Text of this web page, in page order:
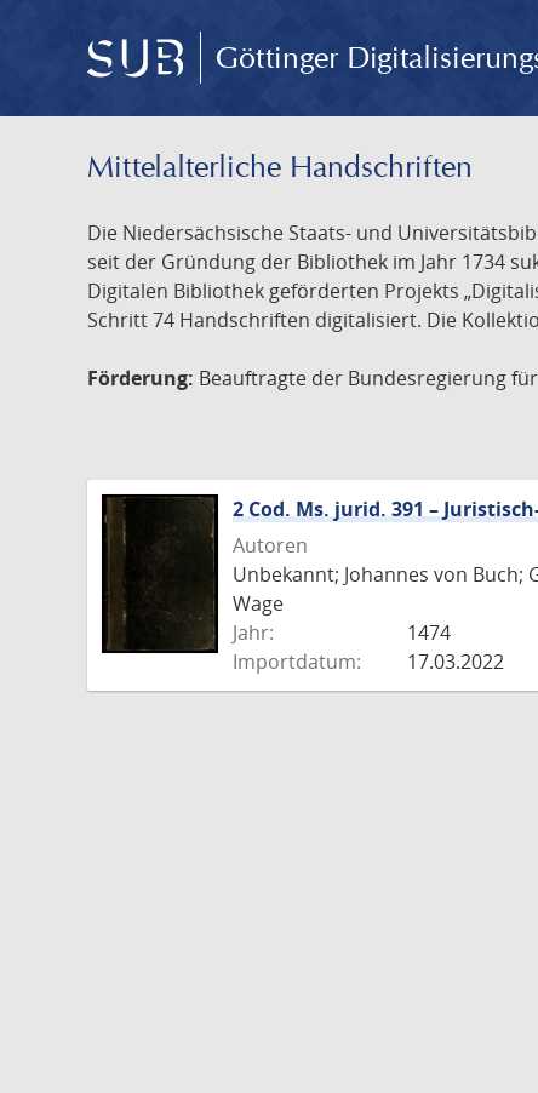
Göttinger
Mittelalterliche Handschriften
Die Niedersächsische Staats- und
seit der Gründung der Bibliothek im Jahr 1734
Digitalen Bibliothek geförderten Projekts
Schritt 74 Handschriften digitalisiert. Die
Förderung: Beauftragte der Bundesregierung
2 Cod. Ms. jurid. 391 –
Autoren
Unbekannt; Johannes von
Wage
Jahr:
1474
Importdatum:
17.03.2022